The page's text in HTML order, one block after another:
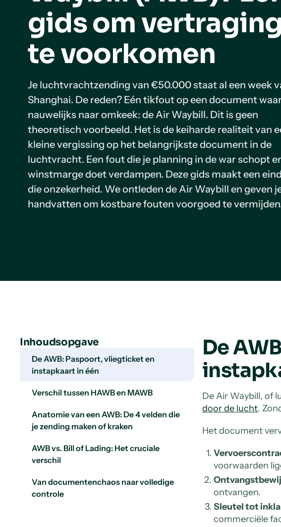
gids om vertraging
te voorkomen
Je luchtvrachtzending van €50.000 staat al een week
Shanghai. De reden? Eén tikfout op een document
nauwelijks naar omkeek: de Air Waybill. Dit is geen
theoretisch voorbeeld. Het is de keiharde realiteit van
kleine vergissing op het belangrijkste document in de
luchtvracht. Een fout die je planning in de war schopt
winstmarge doet verdampen. Deze gids maakt een
die onzekerheid. We ontleden de Air Waybill en geven
handvatten om kostbare fouten voorgoed te
Inhoudsopgave
De AWB: Paspoort, vliegticket en
instapkaart in één
Verschil tussen HAWB en MAWB
Anatomie van een AWB: De 4 velden die
je zending maken of kraken
AWB vs. Bill of Lading: Het cruciale
verschil
Van documentenchaos naar volledige
controle
De
De Air Waybill, of
door de lucht.
Het document
voorwaarden
ontvangen.
Sleutel tot
commerciële